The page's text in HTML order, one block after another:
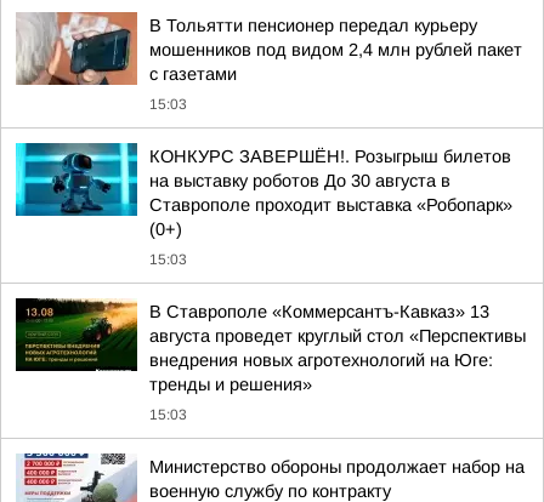
В Тольятти пенсионер передал курьеру
мошенников под видом 2,4 млн рублей пакет
с газетами
15:03
КОНКУРС ЗАВЕРШЁН!. Розыгрыш билетов
на выставку роботов До 30 августа в
Ставрополе проходит выставка «Робопарк»
(0+)
15:03
В Ставрополе «Коммерсантъ-Кавказ» 13
августа проведет круглый стол «Перспективы
внедрения новых агротехнологий на Юге:
тренды и решения»
15:03
Министерство обороны продолжает набор на
военную службу по контракту